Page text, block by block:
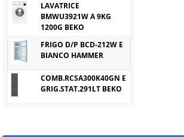
LAVATRICE
BMWU3921W A 9KG
1200G BEKO
FRIGO D/P BCD-212W E
BIANCO HAMMER
COMB.RCSA300K40GN E
GRIG.STAT.291LT BEKO